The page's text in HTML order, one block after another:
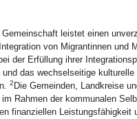
Gemeinschaft leistet einen
von Migrantinnen und
der Erfüllung ihrer
das wechselseitige kulturelle
2 Die Gemeinden, Landkreise
Rahmen der kommunalen
finanziellen Leistungsfähigkeit